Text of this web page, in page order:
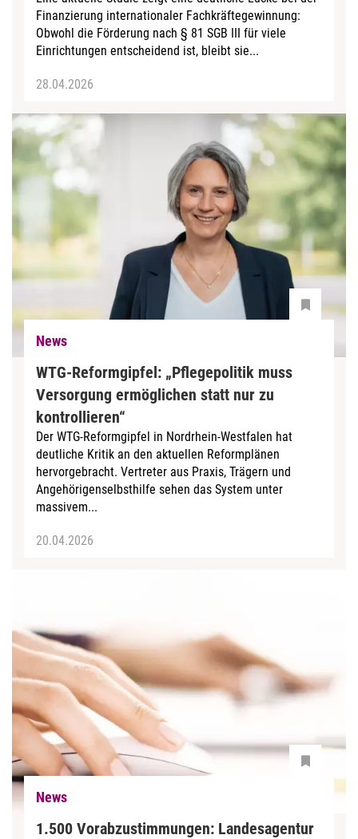
Finanzierung internationaler Fachkräftegewinnung:
Obwohl die Förderung nach § 81 SGB III für viele
Einrichtungen entscheidend ist, bleibt sie...
28.04.2026
News
WTG-Reformgipfel: „Pflegepolitik muss
Versorgung ermöglichen statt nur zu
kontrollieren“
Der WTG-Reformgipfel in Nordrhein-Westfalen hat
deutliche Kritik an den aktuellen Reformplänen
hervorgebracht. Vertreter aus Praxis, Trägern und
Angehörigenselbsthilfe sehen das System unter
massivem...
20.04.2026
News
1.500 Vorabzustimmungen: Landesagentur